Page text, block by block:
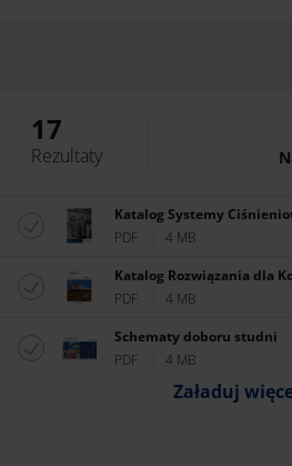
17
Rezultaty
Katalog Systemy
PDF
4 MB
Katalog Rozwiązania dla
PDF
4 MB
Schematy doboru studni
PDF
4 MB
Załaduj